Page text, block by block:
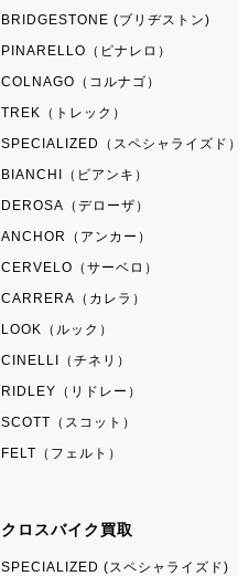
BRIDGESTONE (ブリヂストン)
PINARELLO（ピナレロ）
COLNAGO（コルナゴ）
TREK（トレック）
SPECIALIZED（スペシャライズド）
BIANCHI（ビアンキ）
DEROSA（デローザ）
ANCHOR（アンカー）
CERVELO（サーベロ）
CARRERA（カレラ）
LOOK（ルック）
CINELLI（チネリ）
RIDLEY（リドレー）
SCOTT（スコット）
FELT（フェルト）
クロスバイク買取
SPECIALIZED (スペシャライズド)